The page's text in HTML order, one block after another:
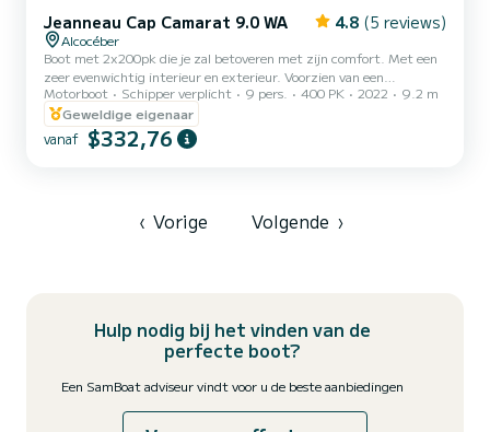
Jeanneau Cap Camarat 9.0 WA 4.8 (5 reviews)
Alcocéber
Boot met 2x200pk die je zal betoveren met zijn comfort. Met een
zeer evenwichtig interieur en exterieur. Voorzien van een
badkamer en keuken. Zeer ruime tafel achteraan, zonnedek
vooraan om te ontspannen, en een state-of-the-art
muzieksysteem met bluetooth
Motorboot Schipper verplicht 9 pers. 400 PK 2022
9.2 m
Geweldige eigenaar
vanaf $332,76
‹ Vorige Volgende ›
Hulp nodig bij het vinden van de
perfecte boot?
Een SamBoat adviseur vindt voor u de beste aanbiedingen